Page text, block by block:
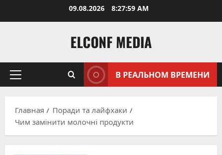
09.08.2026 8:28:01 AM
ELCONF MEDIA
Основное
В РЕАЛЬНОМ ВРЕМЕНИ
Главная
Поради та лайфхаки
Чим замінити молочні продукти